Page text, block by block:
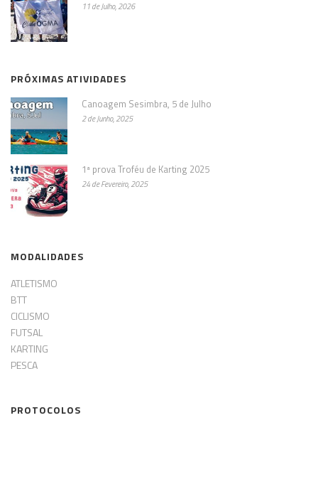
11 de Julho, 2026
PRÓXIMAS ATIVIDADES
Canoagem Sesimbra, 5 de Julho
2 de Junho, 2025
1ª prova Troféu de Karting 2025
24 de Fevereiro, 2025
MODALIDADES
ATLETISMO
BTT
CICLISMO
FUTSAL
KARTING
PESCA
PROTOCOLOS